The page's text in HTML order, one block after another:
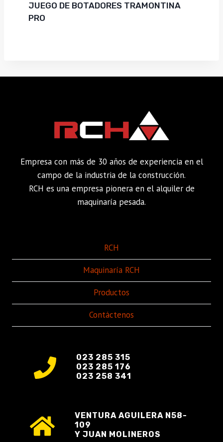
JUEGO DE BOTADORES TRAMONTINA
PRO
Empresa con más de 30 años de experiencia en el
campo de la industria de la construcción.
RCH es una empresa pionera en el alquiler de
maquinaría pesada.
RCH
Maquinaría RCH
Productos
Contáctenos
023 285 315
023 285 176
023 258 341
VENTURA AGUILERA N58-
109
Y JUAN MOLINEROS